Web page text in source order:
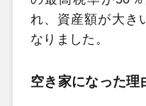
れ、資産額が大き
なりました。
空き家になった理